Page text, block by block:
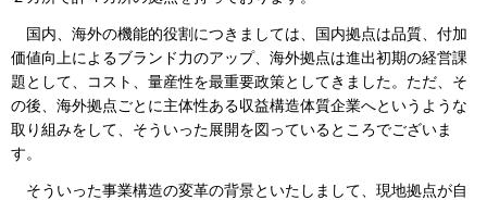
国内、海外の機能的役割につきましては、国内拠点は品質、付加
価値向上によるブランド力のアップ、海外拠点は進出初期の経営課
題として、コスト、量産性を最重要政策としてきました。ただ、そ
の後、海外拠点ごとに主体性ある収益構造体質企業へというような
取り組みをして、そういった展開を図っているところでございま
す。
そういった事業構造の変革の背景といたしまして、現地拠点が自